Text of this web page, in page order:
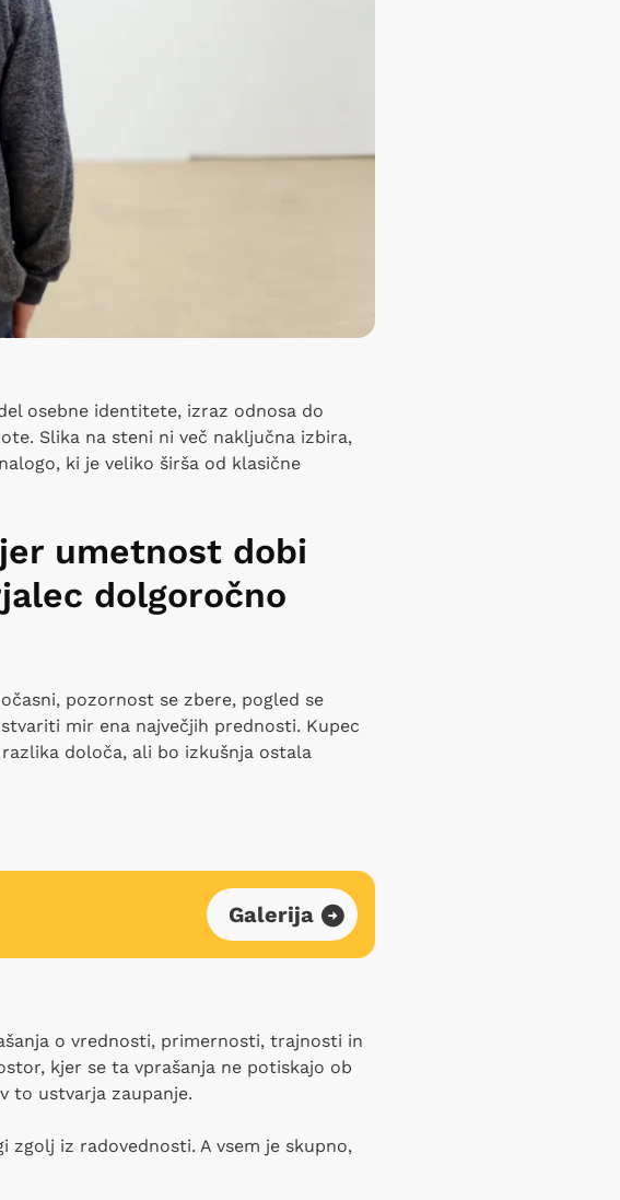
osebne identitete, izraz odnosa do
Slika na steni ni več naključna izbira,
ki je veliko širša od klasične
umetnost dobi
dolgoročno
pozornost se zbere, pogled se
mir ena največjih prednosti. Kupec
določa, ali bo izkušnja ostala
Galerija
o vrednosti, primernosti, trajnosti in
kjer se ta vprašanja ne potiskajo ob
to ustvarja zaupanje.
iz radovednosti. A vsem je skupno,